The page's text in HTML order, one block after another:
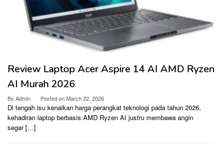
Review Laptop Acer Aspire 14 AI AMD Ryzen
AI Murah 2026
By Admin Posted onMarch 22, 2026
Di tengah isu kenaikan harga perangkat teknologi pada tahun 2026,
kehadiran laptop berbasis AMD Ryzen AI justru membawa angin
segar […]